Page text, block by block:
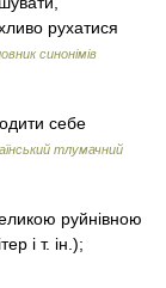
рухатися
синонімів
себе
тлумачний
руйнівною
і т. ін.);